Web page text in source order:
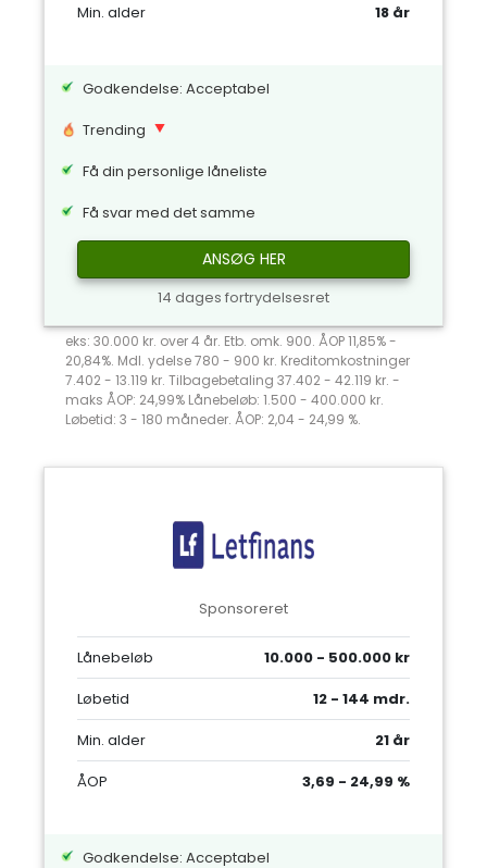
Min. alder
18 år
Godkendelse: Acceptabel
Trending
Få din personlige låneliste
Få svar med det samme
ANSØG HER
14 dages fortrydelsesret
eks: 30.000 kr. over 4 år. Etb. omk. 900. ÅOP 11,85% -
20,84%. Mdl. ydelse 780 - 900 kr. Kreditomkostninger
7.402 - 13.119 kr. Tilbagebetaling 37.402 - 42.119 kr. -
maks ÅOP: 24,99% Lånebeløb: 1.500 - 400.000 kr.
Løbetid: 3 - 180 måneder. ÅOP: 2,04 - 24,99 %.
Sponsoreret
Lånebeløb
10.000 - 500.000 kr
Løbetid
12 - 144 mdr.
Min. alder
21 år
ÅOP
3,69 - 24,99 %
Godkendelse: Acceptabel